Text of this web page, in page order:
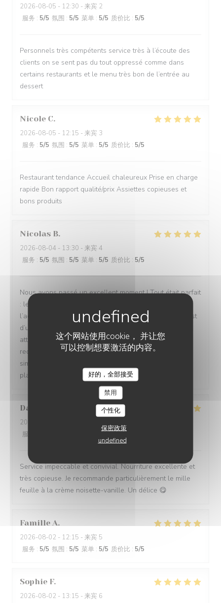
这个网站使用cookie， 并让您
可以控制想要激活的内容。
好的，全部接受
禁用
个性化
保密政策
undefined
2026-08-05 - 12:30 - 来宾 2
服务 : 5/5 氛围 : 5/5 菜单 : 5/5 质价比 : 5/5
Personnels très compétents service très à l’écoute des
clients on se sent pas du tout oppressé comme dans
certains restaurants et le menu très bon de l’entrée au
dessert
Nicole C
2026-08-05 - 12:15 - 来宾 3
服务 : 5/5 氛围 : 5/5 菜单 : 5/5 质价比 : 5/5
Restaurant tendance Accueil chaleureux Prise en charge
rapide Bon rapport qualité/prix Assiettes copieuses et
bons produits
Nicolas B
2026-08-04 - 13:30 - 来宾 4
服务 : 5/5 氛围 : 5/5 菜单 : 5/5 质价比 : 5/5
Nous avons passé un excellent moment ! Tout était parfait
: les repas étaient délicieux, le service irréprochable, et
l’accueil d’une chaleur exceptionnelle. Toute l’équipe est
d’une grande gentillesse, avec de nombreuses petites
attentions qui font vraiment la différence. Nous
recommandons cet établissement à 100 % ! C’est tout
simplement topissime. Nous reviendrons avec grand
plaisir !
David
2026-08-04
服务
5/5 质价比
Service impeccable et convivial. Nourriture excellente et
très copieuse. Je recommande particulièrement le mille
feuille à la crème noisette-vanille. Un délice 😋
Famille A
2026-08-02 - 12:15 - 来宾 5
服务 : 5/5 氛围 : 5/5 菜单 : 5/5 质价比 : 5/5
Sophie F
2026-08-02 - 13:15 - 来宾 6